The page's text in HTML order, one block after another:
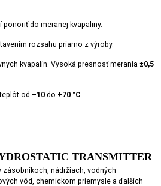
do meranej kvapaliny.
rozsahu priamo z výroby.
kvapalín. Vysoká presnosť merania ±0,5
od –10 do +70 °C
TRANSMITTER
zásobníkoch, nádržiach, vodných
vôd, chemickom priemysle a ďalších